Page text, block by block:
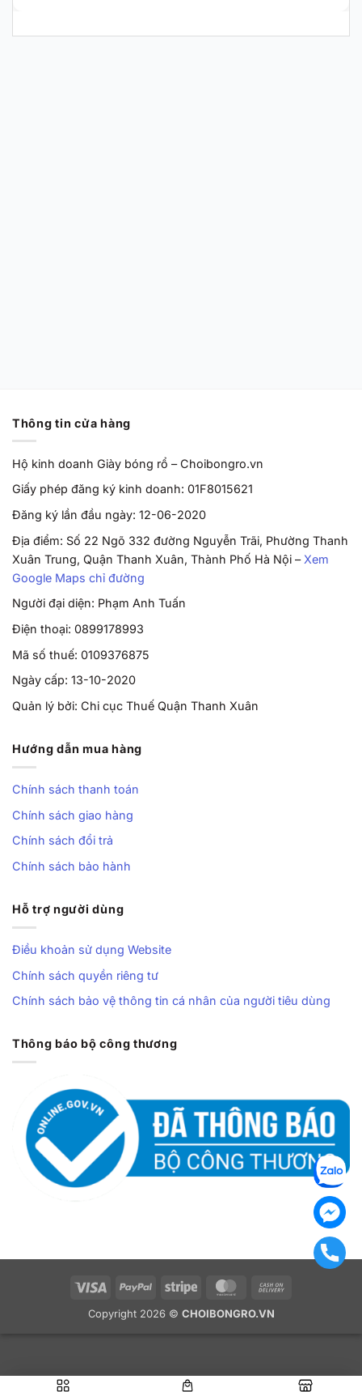
Thông tin cửa hàng
Hộ kinh doanh Giày bóng rổ – Choibongro.vn
Giấy phép đăng ký kinh doanh: 01F8015621
Đăng ký lần đầu ngày: 12-06-2020
Địa điểm: Số 22 Ngõ 332 đường Nguyễn Trãi, Phường Thanh
Xuân Trung, Quận Thanh Xuân, Thành Phố Hà Nội – Xem
Google Maps chỉ đường
Người đại diện: Phạm Anh Tuấn
Điện thoại: 0899178993
Mã số thuế: 0109376875
Ngày cấp: 13-10-2020
Quản lý bởi: Chi cục Thuế Quận Thanh Xuân
Hướng dẫn mua hàng
Chính sách thanh toán
Chính sách giao hàng
Chính sách đổi trả
Chính sách bảo hành
Hỗ trợ người dùng
Điều khoản sử dụng Website
Chính sách quyền riêng tư
Chính sách bảo vệ thông tin cá nhân của người tiêu dùng
Thông báo bộ công thương
Visa PayPal Stripe MasterCard
Copyright 2026 © CHOIBONGRO.VN